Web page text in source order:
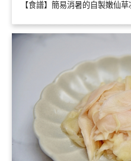
【食譜】簡易消暑的自製嫩仙